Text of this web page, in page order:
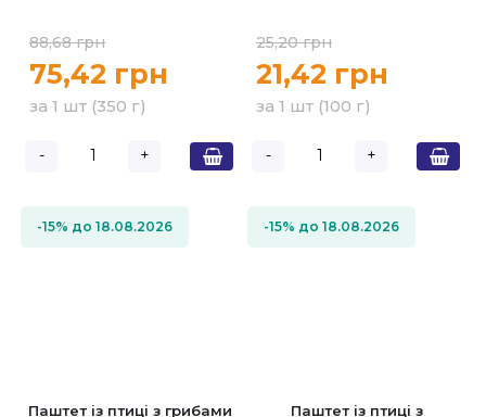
88,68 грн
75,42 грн
за 1 шт (350 г)
- +
25,20 грн
21,42 грн
за 1 шт (100 г)
- +
-15% до 18.08.2026
Паштет із птиці з грибами
-15% до 18.08.2026
Паштет із птиці з